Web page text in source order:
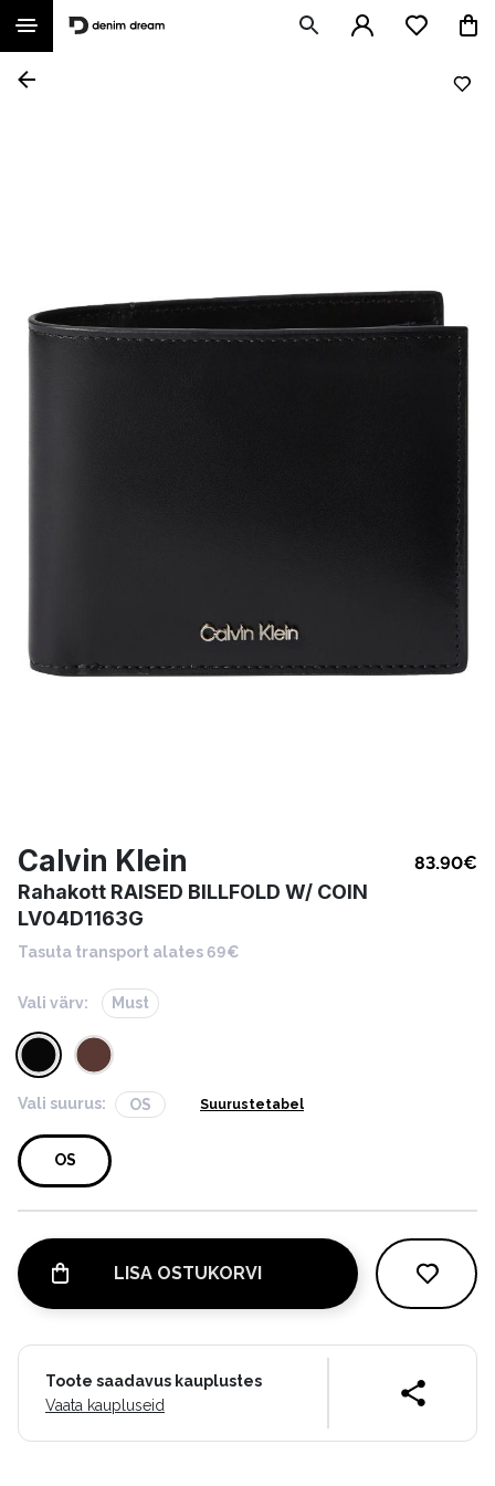
Calvin Klein 83.90€
Rahakott RAISED BILLFOLD W/ COIN
LV04D1163G
Tasuta transport alates 69€
Vali värv: Must
Vali suurus: OS Suurustetabel
OS
LISA OSTUKORVI
Toote saadavus kauplustes
Vaata kaupluseid